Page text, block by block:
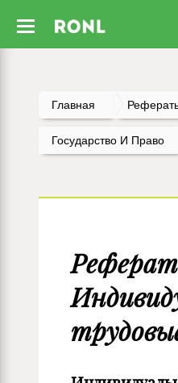
Главная
Государство И Право